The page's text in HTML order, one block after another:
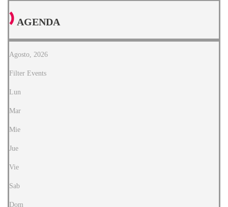
AGENDA
Agosto, 2026
Filter Events
Lun
Mar
Mie
Jue
Vie
Sab
Dom